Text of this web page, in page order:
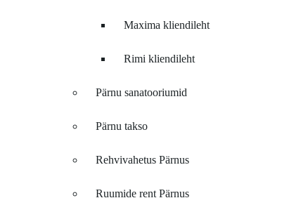
Maxima kliendileht
Rimi kliendileht
Pärnu sanatooriumid
Pärnu takso
Rehvivahetus Pärnus
Ruumide rent Pärnus